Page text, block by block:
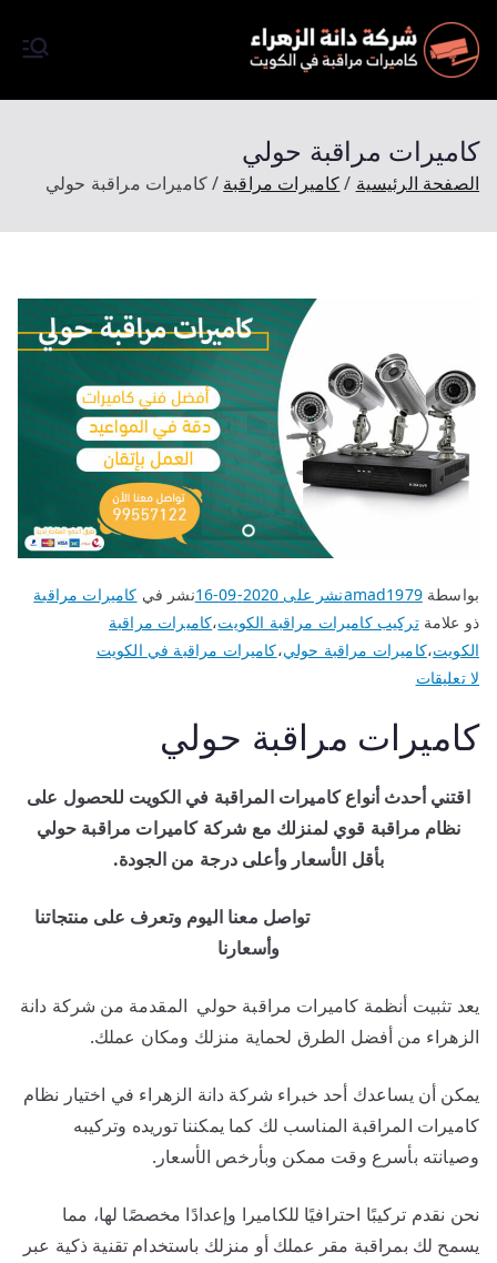
شركة تركيب كاميرات مرقبة
في الكويت كاميرات مراقبة
وتتميز شركتنا باسعارها المميزة
كاميرات مراقبة حولي
الصفحة الرئيسية كاميرات مراقبة كاميرات مراقبة حولي
بواسطةamad1979نشر على 2020-09-16 نشر في كاميرات مراقبة
ذو علامةتركيب كاميرات مراقبة الكويت،كاميرات مراقبة
الكويت،كاميرات مراقبة حولي،كاميرات مراقبة في الكويت
لا تعليقات
كاميرات مراقبة حولي
اقتني أحدث أنواع كاميرات المراقبة في الكويت للحصول على
نظام مراقبة قوي لمنزلك مع شركة كاميرات مراقبة حولي
بأقل الأسعار وأعلى درجة من الجودة.
تواصل معنا اليوم وتعرف على منتجاتنا
وأسعارنا
يعد تثبيت أنظمة كاميرات مراقبة حولي المقدمة من شركة دانة
الزهراء من أفضل الطرق لحماية منزلك ومكان عملك.
يمكن أن يساعدك أحد خبراء شركة دانة الزهراء في اختيار نظام
كاميرات المراقبة المناسب لك كما يمكننا توريده وتركيبه
وصيانته بأسرع وقت ممكن وبأرخص الأسعار.
نحن نقدم تركيبًا احترافيًا للكاميرا وإعدادًا مخصصًا لها، مما
يسمح لك بمراقبة مقر عملك أو منزلك باستخدام تقنية ذكية عبر